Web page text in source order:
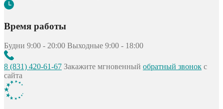
Время работы
Будни 9:00 - 20:00 Выходные 9:00 - 18:00
8 (831) 420-61-67 Закажите мгновенный обратный звонок с
сайта